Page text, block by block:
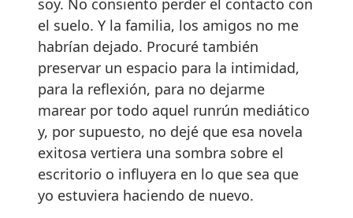
soy. No consiento perder el contacto con
el suelo. Y la familia, los amigos no me
habrían dejado. Procuré también
preservar un espacio para la intimidad,
para la reflexión, para no dejarme
marear por todo aquel runrún mediático
y, por supuesto, no dejé que esa novela
exitosa vertiera una sombra sobre el
escritorio o influyera en lo que sea que
yo estuviera haciendo de nuevo.